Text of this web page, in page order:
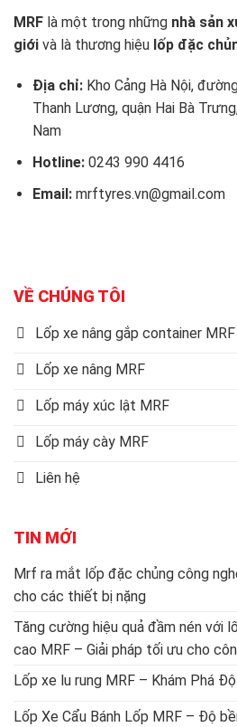
MRF là một trong những nhà sản
giới và là thương hiệu lốp đặc
Địa chỉ:Kho Cảng Hà Nội,
Thanh Lương, quận Hai Bà
Nam
Hotline: 0243 990 4416
Email: mrftyres.vn@gmail.com
VỀ CHÚNG TÔI
Lốp xe nâng gắp container MRF
Lốp xe nâng MRF
Lốp máy xúc lật MRF
Lốp máy cày MRF
Liên hệ
TIN MỚI
Mrf ra mắt lốp đặc chủng công
cho các thiết bị nặng
Tăng cường hiệu quả đầm nén với
cao MRF – Giải pháp tối ưu cho
Lốp xe lu rung MRF – Khám Phá
Lốp Xe Cẩu Bánh Lốp MRF – Độ